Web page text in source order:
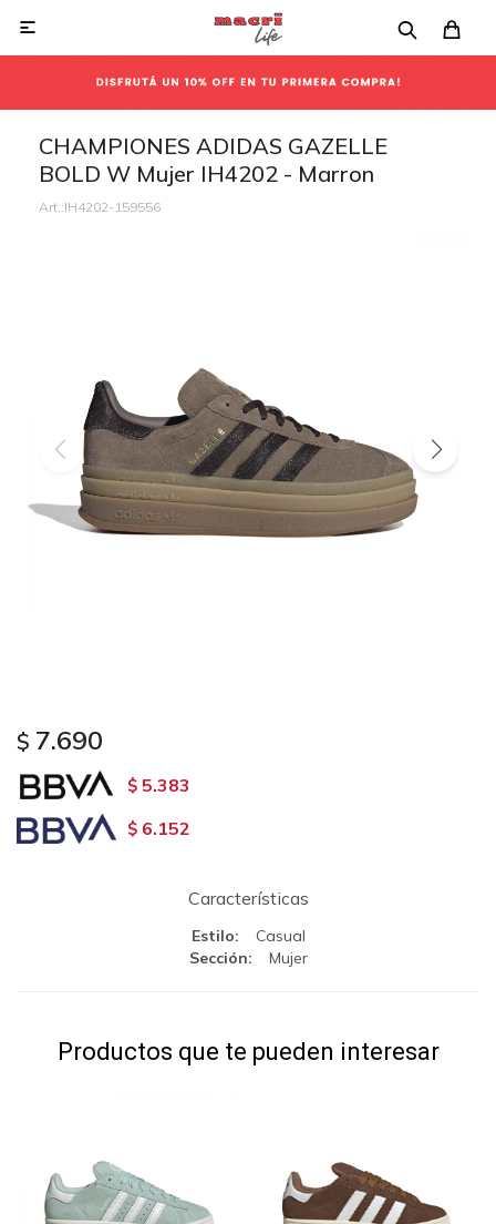

CHAMPIONES ADIDAS GAZELLE
BOLD W Mujer IH4202 - Marron
IH4202-159556
$ 7.690
$ 5.383
$ 6.152
Características
Estilo
Casual
Sección
Mujer
Productos que te pueden interesar